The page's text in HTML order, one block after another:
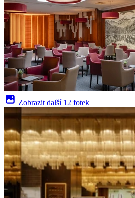
Zobrazit další 12 fotek